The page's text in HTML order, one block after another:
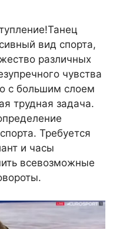
вид спорта,
различных
чувства
с большим слоем
трудная задача.
Требуется
и часы
всевозможные